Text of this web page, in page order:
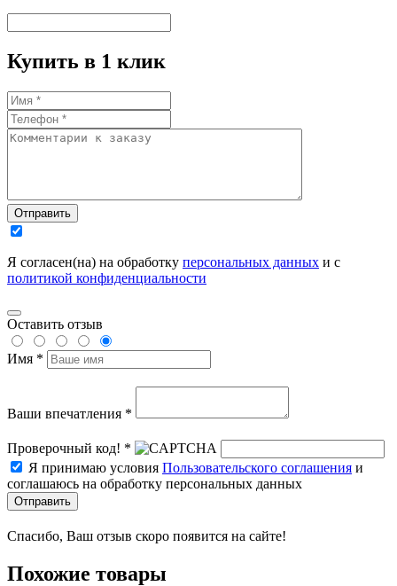
Купить в 1 клик
Отправить
Я согласен(на) на обработку персональных данных и с
политикой конфиденциальности
Оставить отзыв
Имя *
Ваши впечатления *
Проверочный код! *
Я принимаю условия Пользовательского соглашения и
соглашаюсь на обработку персональных данных
Отправить
Спасибо, Ваш отзыв скоро появится на сайте!
Похожие товары